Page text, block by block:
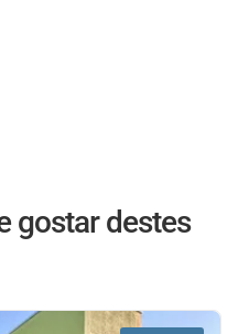
gostar destes